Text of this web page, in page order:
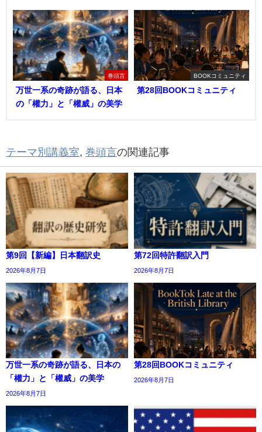
巻頭言
万世一系の奇跡が語る、日本
の「權力」と「權威」の美学
BOOKコミュニティ
第28回BOOKコミュニティ
テーマ別講義室, 巻頭言の関連記事
第9回【新編】日本翻訳史
2026年8月7日
第72回特許翻訳入門
2026年8月7日
万世一系の奇跡が語る、日本の
「權力」と「權威」の美学
2026年8月7日
第28回BOOKコミュニティ
2026年8月7日